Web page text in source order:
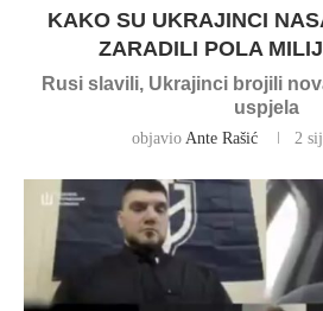
KAKO SU UKRAJINCI
ZARADILI POLA
Rusi slavili, Ukrajinci brojili
uspjela
objavio Ante Rašić 2